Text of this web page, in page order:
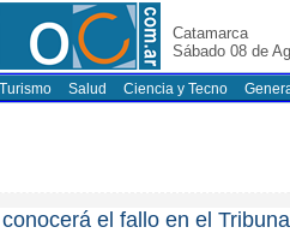
Catamarca
Sábado 08 de
Turismo Salud Ciencia y Tecno
el fallo en el